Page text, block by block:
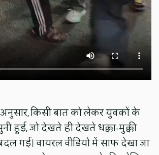
अनुसार, किसी बात को लेकर युवकों के
हुई, जो देखते ही देखते धक्का-मुक्की
गई। वायरल वीडियो में साफ देखा जा